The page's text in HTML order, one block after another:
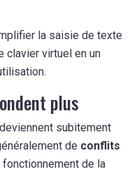
la saisie de texte
clavier virtuel en un
plus
subitement
de conflits
de la